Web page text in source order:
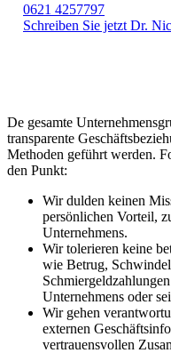
0621 4257797
Schreiben Sie jetzt Dr.
De gesamte
transparente
Methoden geführt werden.
den Punkt:
Wir dulden keinen
persönlichen Vorteil,
Unternehmens.
Wir tolerieren keine
wie Betrug,
Unternehmens oder
Wir gehen
externen
vertrauensvollen